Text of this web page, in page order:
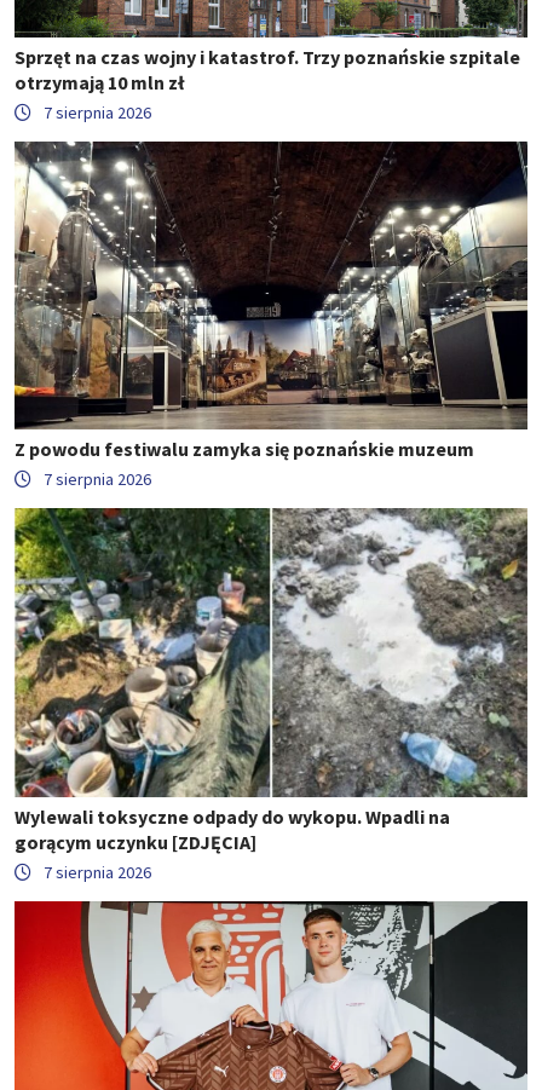
Sprzęt na czas wojny i katastrof. Trzy poznańskie szpitale
otrzymają 10 mln zł
7 sierpnia 2026
Z powodu festiwalu zamyka się poznańskie muzeum
7 sierpnia 2026
Wylewali toksyczne odpady do wykopu. Wpadli na
gorącym uczynku [ZDJĘCIA]
7 sierpnia 2026